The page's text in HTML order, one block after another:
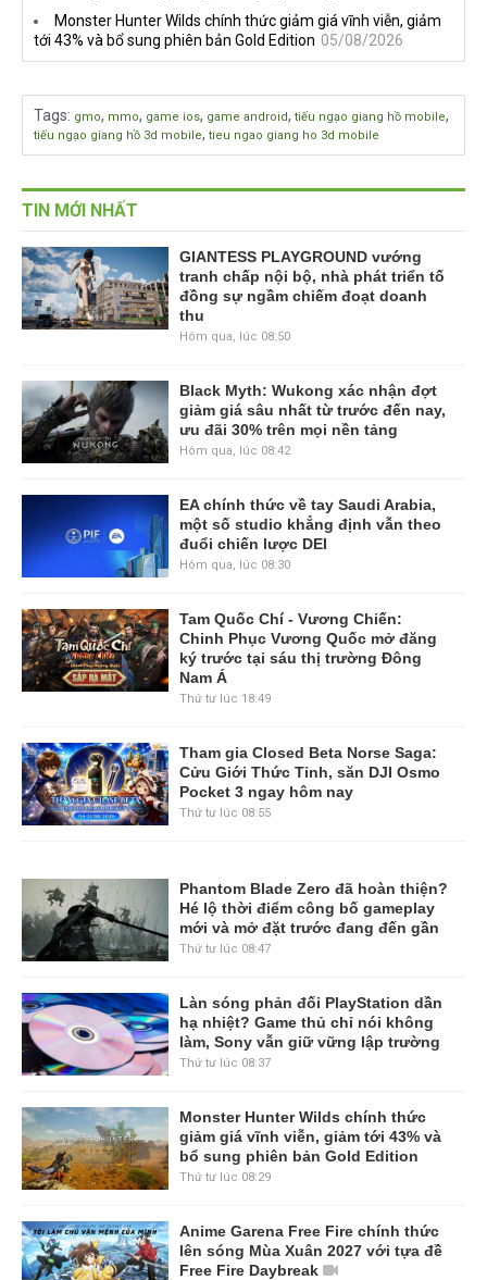
Monster Hunter Wilds chính thức giảm giá vĩnh viễn, giảm
tới 43% và bổ sung phiên bản Gold Edition 05/08/2026
Tags: gmo, mmo, game ios, game android, tiếu ngạo giang hồ mobile,
tiếu ngạo giang hồ 3d mobile, tieu ngao giang ho 3d mobile
TIN MỚI NHẤT
GIANTESS PLAYGROUND vướng
tranh chấp nội bộ, nhà phát triển tố
đồng sự ngầm chiếm đoạt doanh
thu
Hôm qua, lúc 08:50
Black Myth: Wukong xác nhận đợt
giảm giá sâu nhất từ trước đến nay,
ưu đãi 30% trên mọi nền tảng
Hôm qua, lúc 08:42
EA chính thức về tay Saudi Arabia,
một số studio khẳng định vẫn theo
đuổi chiến lược DEI
Hôm qua, lúc 08:30
Tam Quốc Chí - Vương Chiến:
Chinh Phục Vương Quốc mở đăng
ký trước tại sáu thị trường Đông
Nam Á
Thứ tư lúc 18:49
Tham gia Closed Beta Norse Saga:
Cửu Giới Thức Tỉnh, săn DJI Osmo
Pocket 3 ngay hôm nay
Thứ tư lúc 08:55
Phantom Blade Zero đã hoàn thiện?
Hé lộ thời điểm công bố gameplay
mới và mở đặt trước đang đến gần
Thứ tư lúc 08:47
Làn sóng phản đối PlayStation dần
hạ nhiệt? Game thủ chỉ nói không
làm, Sony vẫn giữ vững lập trường
Thứ tư lúc 08:37
Monster Hunter Wilds chính thức
giảm giá vĩnh viễn, giảm tới 43% và
bổ sung phiên bản Gold Edition
Thứ tư lúc 08:29
Anime Garena Free Fire chính thức
lên sóng Mùa Xuân 2027 với tựa đề
Free Fire Daybreak